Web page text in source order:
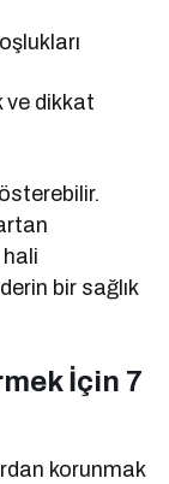
ve dikkat
bir sağlık
İçin 7
korunmak